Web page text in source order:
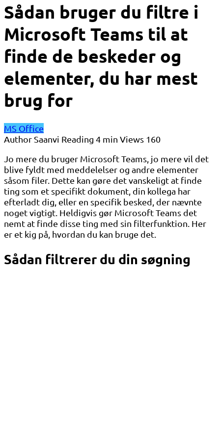
Sådan bruger du filtre i
Microsoft Teams til at
finde de beskeder og
elementer, du har mest
brug for
MS Office
Author Saanvi Reading 4 min Views 160
Jo mere du bruger Microsoft Teams, jo mere vil det
blive fyldt med meddelelser og andre elementer
såsom filer. Dette kan gøre det vanskeligt at finde
ting som et specifikt dokument, din kollega har
efterladt dig, eller en specifik besked, der nævnte
noget vigtigt. Heldigvis gør Microsoft Teams det
nemt at finde disse ting med sin filterfunktion. Her
er et kig på, hvordan du kan bruge det.
Sådan filtrerer du din søgning